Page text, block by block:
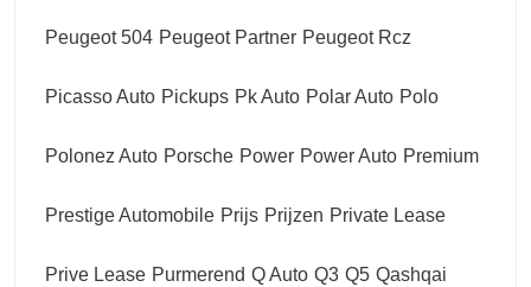
Peugeot 504 Peugeot Partner Peugeot Rcz
Picasso Auto Pickups Pk Auto Polar Auto Polo
Polonez Auto Porsche Power Power Auto Premium
Prestige Automobile Prijs Prijzen Private Lease
Prive Lease Purmerend Q Auto Q3 Q5 Qashqai